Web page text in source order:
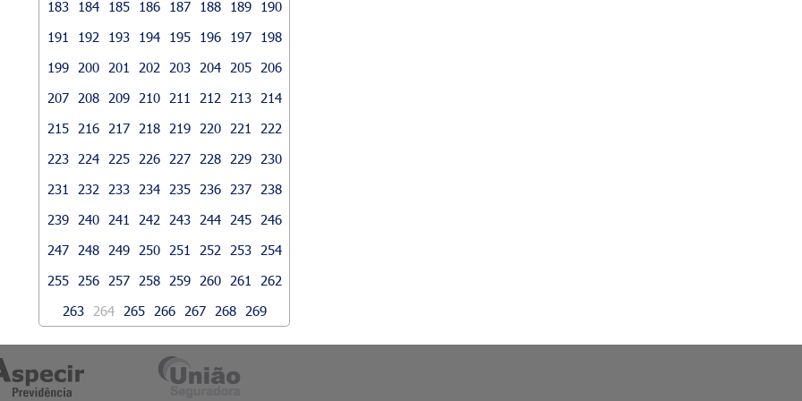
183
184 185 186 187 188 189
190
191
192 193 194 195 196 197
198
199
200 201 202 203 204 205
206
207
208 209 210 211 212 213
214
215
216 217 218 219 220 221
222
223
224 225 226 227 228 229
230
231
232 233 234 235 236 237
238
239
240 241 242 243 244 245
246
247
248 249 250 251 252 253
254
255
256 257 258 259 260 261
262
263
264 265 266 267 268 269